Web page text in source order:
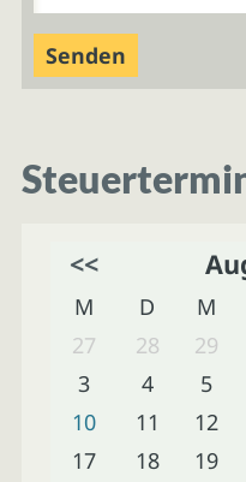
<<
M D M
27
28 29
3
4 5
10
11 12
17
18 19